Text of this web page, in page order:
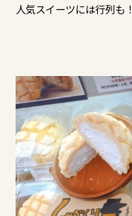
人気スイーツには行列も！